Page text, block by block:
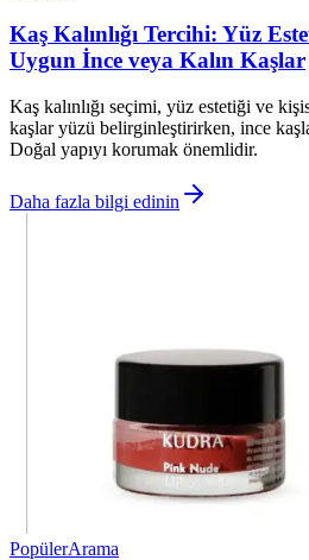
Kaş Kalınlığı Tercihi: Yüz
Uygun İnce veya Kalın Kaşlar
Kaş kalınlığı seçimi, yüz estetiği ve
kaşlar yüzü belirginleştirirken, ince
Doğal yapıyı korumak önemlidir.
Daha fazla bilgi edinin
PopülerArama